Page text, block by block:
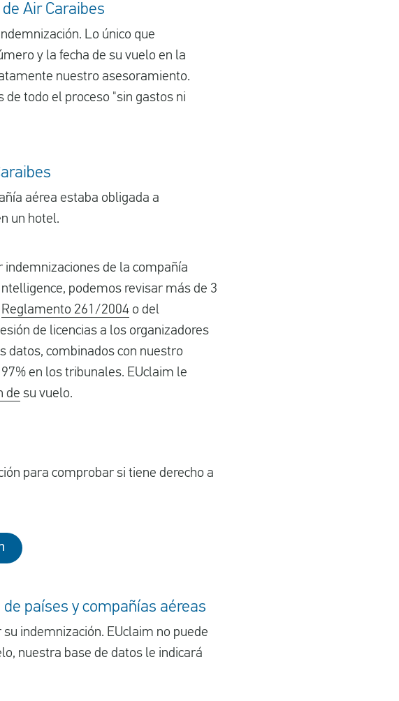
Air Caraibes
Lo único que
y la fecha de su vuelo en la
nuestro asesoramiento.
de todo el proceso "sin gastos ni
aérea estaba obligada a
un hotel.
indemnizaciones de la compañía
podemos revisar más de 3
Reglamento 261/2004 o del
de licencias a los organizadores
datos, combinados con nuestro
en los tribunales. EUclaim le
de su vuelo.
para comprobar si tiene derecho a
países y compañías aéreas
indemnización. EUclaim no puede
nuestra base de datos le indicará